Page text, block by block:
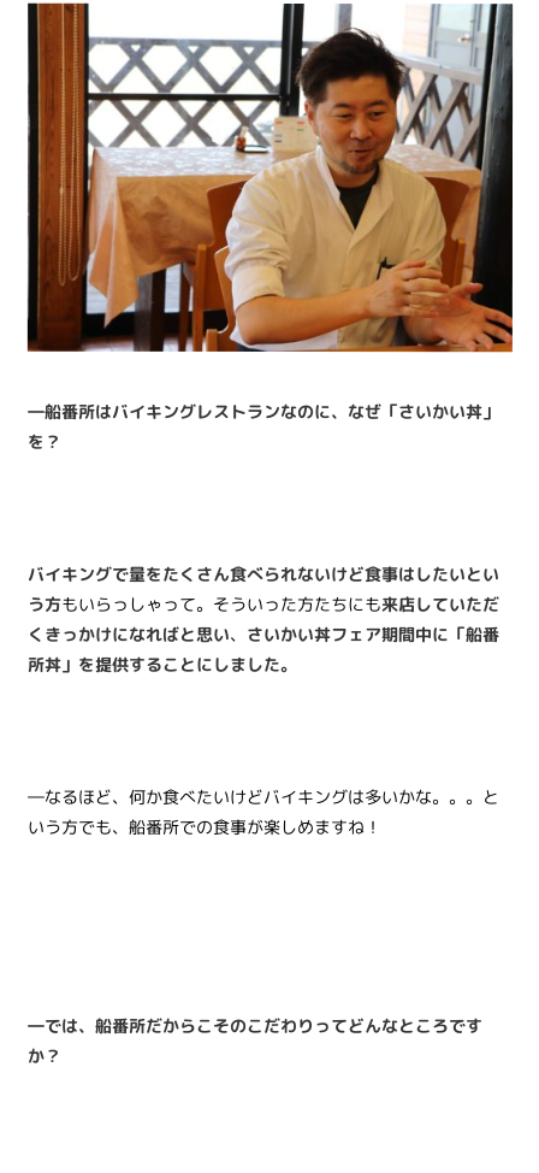
―船番所はバイキングレストランなのに、なぜ「さいかい丼」
を？
バイキングで量をたくさん食べられないけど食事はしたいとい
う方もいらっしゃって。そういった方たちにも来店していただ
くきっかけになればと思い、 さいかい丼フェア期間中に「船番
所丼」を提供することにしました。
―なるほど、何か食べたいけどバイキングは多いかな。。。と
いう方でも、船番所での食事が楽しめますね！
―では、船番所だからこそのこだわりってどんなところです
か？